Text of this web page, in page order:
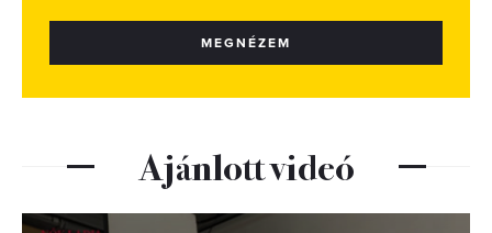
MEGNÉZEM
Ajánlott videó